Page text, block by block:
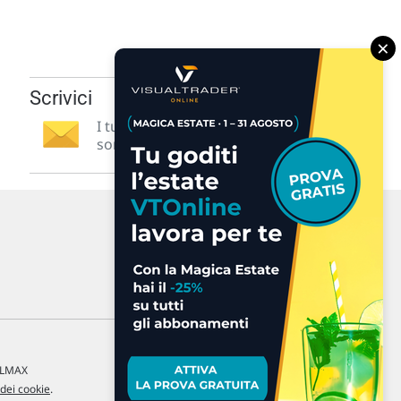
Scrivici
I tuoi suggerimenti per noi
sono preziosi e molto utili! »
cookie.
×